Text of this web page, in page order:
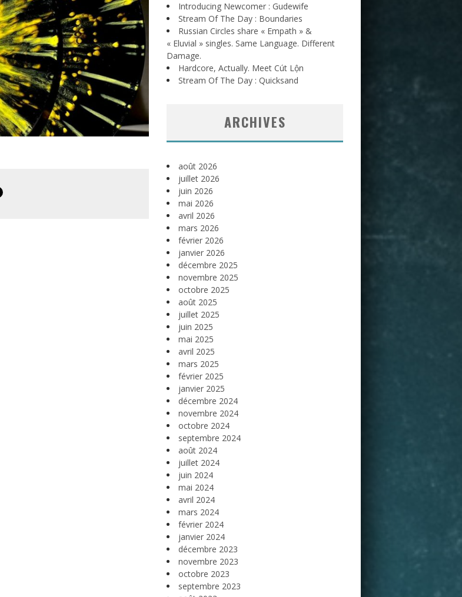
Introducing Newcomer : Gudewife
Stream Of The Day : Boundaries
Russian Circles share « Empath » &
« Eluvial » singles. Same Language. Different
Damage.
Hardcore, Actually. Meet Cút Lộn
Stream Of The Day : Quicksand
ARCHIVES
août 2026
juillet 2026
juin 2026
mai 2026
avril 2026
mars 2026
février 2026
janvier 2026
décembre 2025
novembre 2025
octobre 2025
août 2025
juillet 2025
juin 2025
mai 2025
avril 2025
mars 2025
février 2025
janvier 2025
décembre 2024
novembre 2024
octobre 2024
septembre 2024
août 2024
juillet 2024
juin 2024
mai 2024
avril 2024
mars 2024
février 2024
janvier 2024
décembre 2023
novembre 2023
octobre 2023
septembre 2023